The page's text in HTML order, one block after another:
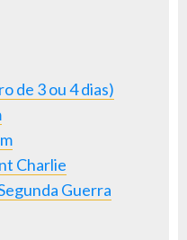
de 3 ou 4 dias)
Charlie
Guerra